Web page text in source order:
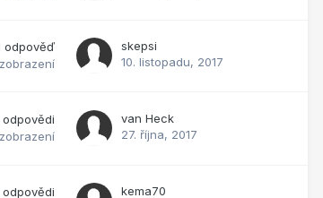
odpověď
zobrazení
skepsi
10. listopadu, 2017
odpovědi
zobrazení
van Heck
27. října, 2017
odpovědi
kema70